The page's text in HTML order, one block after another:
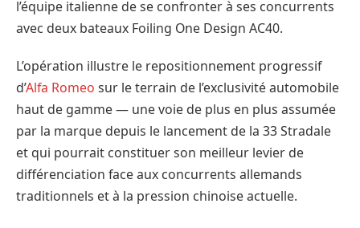
l’équipe italienne de se confronter à ses concurrents
avec deux bateaux Foiling One Design AC40.
L’opération illustre le repositionnement progressif
d’Alfa Romeo sur le terrain de l’exclusivité automobile
haut de gamme — une voie de plus en plus assumée
par la marque depuis le lancement de la 33 Stradale
et qui pourrait constituer son meilleur levier de
différenciation face aux concurrents allemands
traditionnels et à la pression chinoise actuelle.